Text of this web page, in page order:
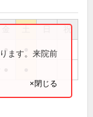
祝
●ます。来院前
×閉じる